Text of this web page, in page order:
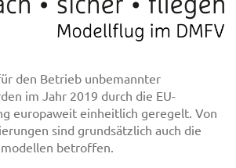
den Betrieb unbemannter
im Jahr 2019 durch die EU-
europaweit einheitlich geregelt. Von
sind grundsätzlich auch die
betroffen.